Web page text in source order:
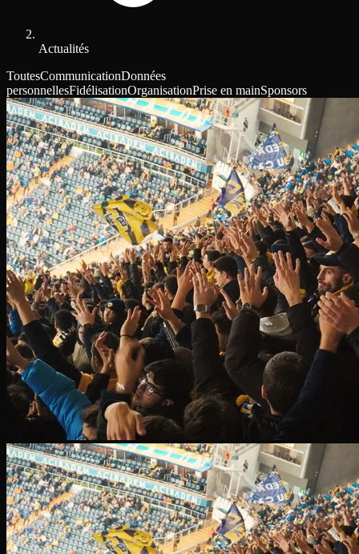
Actualités
ToutesCommunicationDonnées
personnellesFidélisationOrganisationPrise en mainSponsors